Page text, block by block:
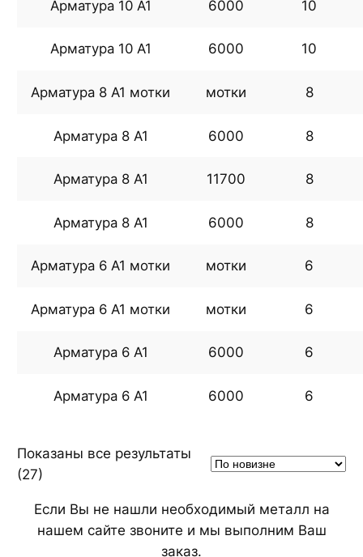
Арматура 10 А1 6000 10
Арматура 10 А1 6000 10
Арматура 8 А1 мотки мотки 8
Арматура 8 А1 6000 8
Арматура 8 А1 11700 8
Арматура 8 А1 6000 8
Арматура 6 А1 мотки мотки 6
Арматура 6 А1 мотки мотки 6
Арматура 6 А1 6000 6
Арматура 6 А1 6000 6
Показаны все результаты
(27)
недавние
Если Вы не нашли необходимый металл на
нашем сайте звоните и мы выполним Ваш
заказ.